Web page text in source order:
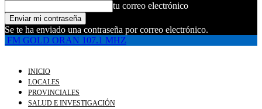
tu correo electrónico
Se te ha enviado una contraseña por correo electrónico.
FM GOLD ORAN 107.1 MHZ
INICIO
LOCALES
PROVINCIALES
SALUD E INVESTIGACIÓN